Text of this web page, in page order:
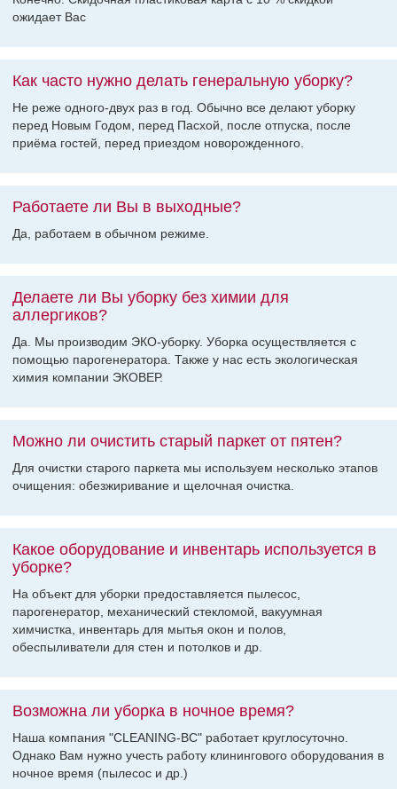
ожидает Вас
Как часто нужно делать генеральную уборку?
Не реже одного-двух раз в год. Обычно все делают уборку
перед Новым Годом, перед Пасхой, после отпуска, после
приёма гостей, перед приездом новорожденного.
Работаете ли Вы в выходные?
Да, работаем в обычном режиме.
Делаете ли Вы уборку без химии для
аллергиков?
Да. Мы производим ЭКО-уборку. Уборка осуществляется с
помощью парогенератора. Также у нас есть экологическая
химия компании ЭКОВЕР.
Можно ли очистить старый паркет от пятен?
Для очистки старого паркета мы используем несколько этапов
очищения: обезжиривание и щелочная очистка.
Какое оборудование и инвентарь используется в
уборке?
На объект для уборки предоставляется пылесос,
парогенератор, механический стекломой, вакуумная
химчистка, инвентарь для мытья окон и полов,
обеспыливатели для стен и потолков и др.
Возможна ли уборка в ночное время?
Наша компания "CLEANING-BC" работает круглосуточно.
Однако Вам нужно учесть работу клинингового оборудования в
ночное время (пылесос и др.)